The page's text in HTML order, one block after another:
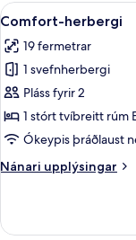
2
rúm
Skoða
allar
myndir
fyrir
Comfort-
herbergi
7
Comfort-herbergi
19 fermetrar
1 svefnherbergi
Pláss fyrir 2
1 stórt tvíbreitt rúm
Ókeypis þráðlaust
Nánari upplýsingar
Nánari
herbergi